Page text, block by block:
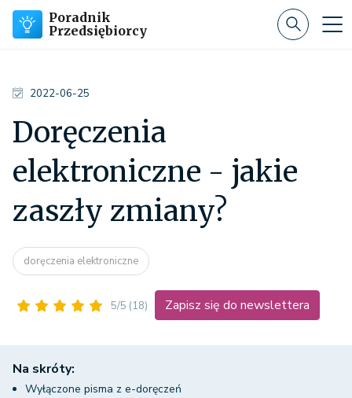
Poradnik
Przedsiębiorcy
2022-06-25
Doręczenia
elektroniczne - jakie
zaszły zmiany?
doręczenia elektroniczne
5/5 (18) Zapisz się do newslettera
Na skróty:
Wyłączone pisma z e-doręczeń